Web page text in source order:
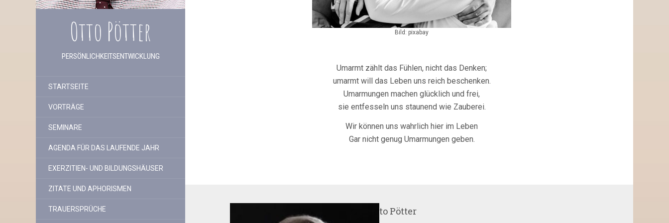
Otto Pötter
PERSÖNLICHKEITSENTWICKLUNG
STARTSEITE
VORTRÄGE
SEMINARE
AGENDA FÜR DAS LAUFENDE JAHR
EXERZITIEN- UND BILDUNGSHÄUSER
ZITATE UND APHORISMEN
TRAUERSPRÜCHE
Bild: pixabay
Umarmt zählt das Fühlen, nicht das Denken;
umarmt will das Leben uns reich beschenken.
Umarmungen machen glücklich und frei,
sie entfesseln uns staunend wie Zauberei.
Wir können uns wahrlich hier im Leben
Gar nicht genug Umarmungen geben.
Otto Pötter